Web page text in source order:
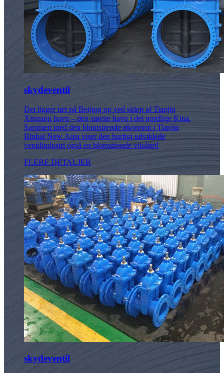
skydeventil
Det ligger tæt på Beijing og ved siden af ​​Tianjin
Xingang havn – den største havn i det nordlige Kina.
Sammen med den blomstrende økonomi i Tianjin
Binhai New Area viser den hurtigt udviklede
ventilindustri også en blomstrende vitalitet!
FLERE DETALJER
skydeventil